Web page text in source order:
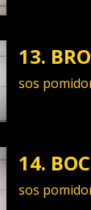
13.
sos
14.
sos